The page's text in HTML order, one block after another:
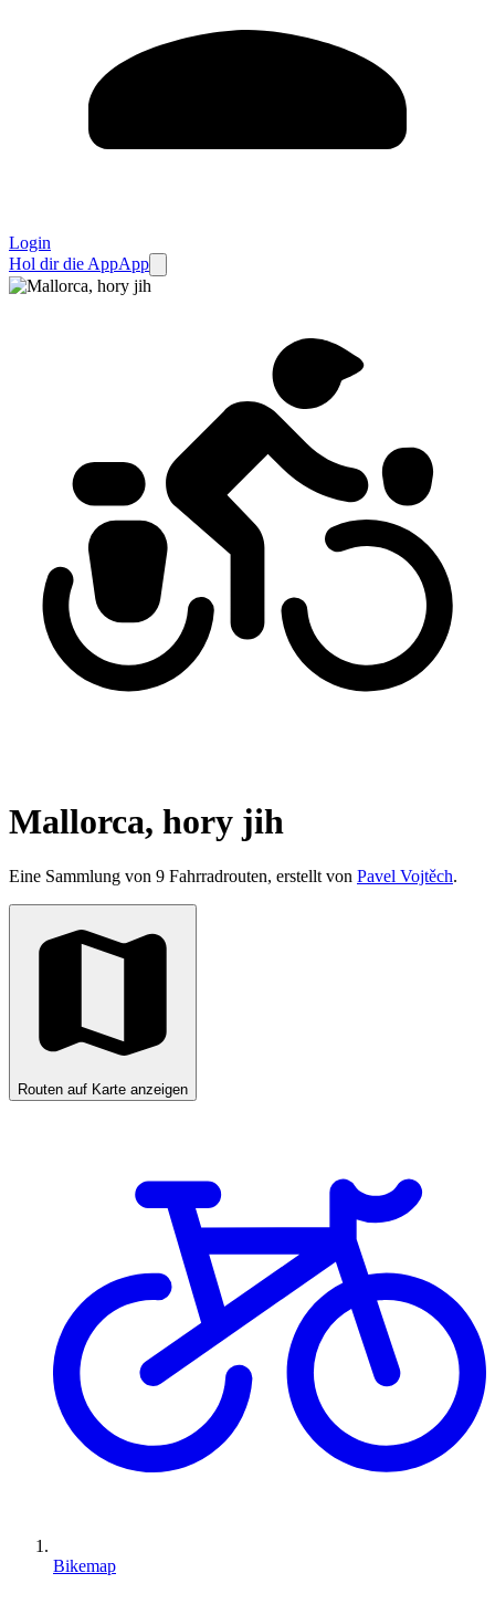
Login
Hol dir die AppApp
Mallorca, hory jih
Eine Sammlung von 9 Fahrradrouten, erstellt von Pavel Vojtěch.
Routen auf Karte anzeigen
Bikemap